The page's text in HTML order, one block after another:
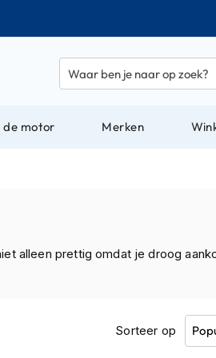
de motor Merken
alleen prettig omdat je droog
Sorteer op